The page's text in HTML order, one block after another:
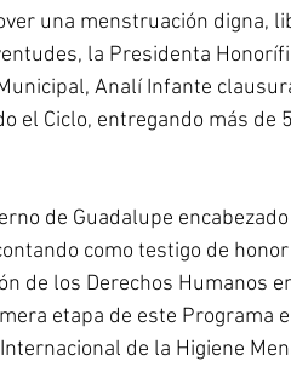
una menstruación digna,
la Presidenta
Analí Infante
el Ciclo, entregando más
de Guadalupe
como testigo de
de los Derechos Humanos
etapa de este Programa
de la Higiene